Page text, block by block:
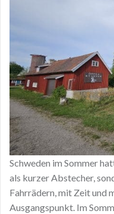
Schweden im Sommer
als kurzer Abstecher,
Fahrrädern, mit Zeit und
Ausgangspunkt. Im